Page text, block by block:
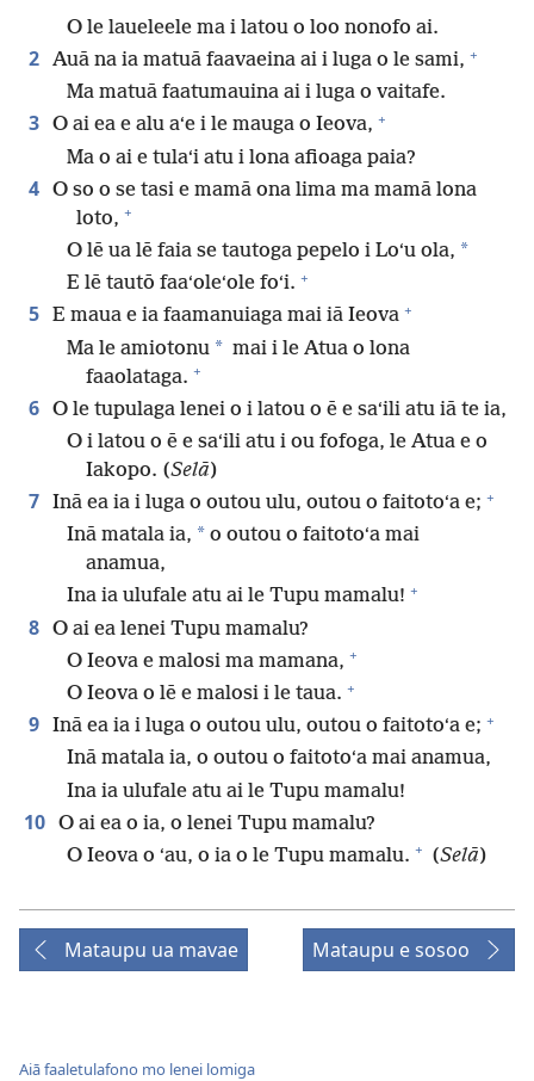
O le laueleele ma i latou o loo nonofo ai.
2 Auā na ia matuā faavaeina ai i luga o le sami, +
Ma matuā faatumauina ai i luga o vaitafe.
3 O ai ea e alu aʻe i le mauga o Ieova, +
Ma o ai e tulaʻi atu i lona afioaga paia?
4 O so o se tasi e mamā ona lima ma mamā lona
loto, +
O lē ua lē faia se tautoga pepelo i Loʻu ola, *
E lē tautō faaʻoleʻole foʻi. +
5 E maua e ia faamanuiaga mai iā Ieova +
Ma le amiotonu * mai i le Atua o lona
faaolataga. +
6 O le tupulaga lenei o i latou o ē e saʻili atu iā te ia,
O i latou o ē e saʻili atu i ou fofoga, le Atua e o
Iakopo. (Selā)
7 Inā ea ia i luga o outou ulu, outou o faitotoʻa e; +
Inā matala ia, * o outou o faitotoʻa mai
anamua,
Ina ia ulufale atu ai le Tupu mamalu! +
8 O ai ea lenei Tupu mamalu?
O Ieova e malosi ma mamana, +
O Ieova o lē e malosi i le taua. +
9 Inā ea ia i luga o outou ulu, outou o faitotoʻa e; +
Inā matala ia, o outou o faitotoʻa mai anamua,
Ina ia ulufale atu ai le Tupu mamalu!
10 O ai ea o ia, o lenei Tupu mamalu?
O Ieova o ʻau, o ia o le Tupu mamalu. + (Selā)
Mataupu ua mavae Mataupu e sosoo
Aiā faaletulafono mo lenei lomiga